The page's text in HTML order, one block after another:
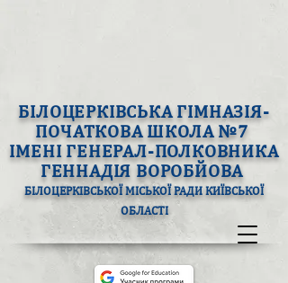
БІЛОЦЕРКІВСЬКА ГІМНАЗІЯ-
ПОЧАТКОВА ШКОЛА №7
ІМЕНІ ГЕНЕРАЛ-ПОЛКОВНИКА
ГЕННАДІЯ ВОРОБЙОВА
БІЛОЦЕРКІВСЬКОЇ МІСЬКОЇ РАДИ КИЇВСЬКОЇ
ОБЛАСТІ